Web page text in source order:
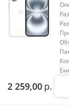
2 259,00 р.